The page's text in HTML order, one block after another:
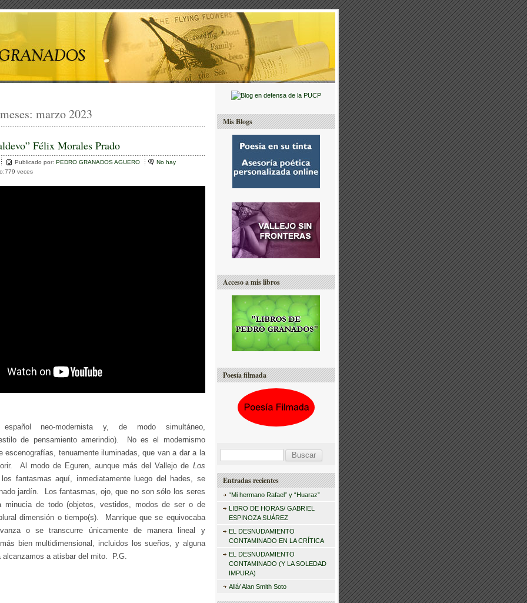
marzo 2023
Félix Morales Prado
Publicado por: PEDRO GRANADOS AGUERO
No hay
veces
neo-modernista y, de modo simultáneo,
de pensamiento amerindio). No es el modernismo
escenografías, tenuamente iluminadas, que van a dar a la
Al modo de Eguren, aunque más del Vallejo de Los
fantasmas aquí, inmediatamente luego del hades, se
jardín. Los fantasmas, ojo, que no son sólo los seres
minucia de todo (objetos, vestidos, modos de ser o de
dimensión o tiempo(s). Manrique que se equivocaba
o se transcurre únicamente de manera lineal y
bien multidimensional, incluidos los sueños, y alguna
alcanzamos a atisbar del mito. P.G.
Mis Blogs
Acceso a mis libros
Poesía filmada
s
r
Entradas recientes
“Mi hermano Rafael” y “Huaraz”
LIBRO DE HORAS/ GABRIEL
ESPINOZA SUÁREZ
EL DESNUDAMIENTO
CONTAMINADO EN LA CRÍTICA
EL DESNUDAMIENTO
CONTAMINADO (Y LA SOLEDAD
IMPURA)
Allá/ Alan Smith Soto